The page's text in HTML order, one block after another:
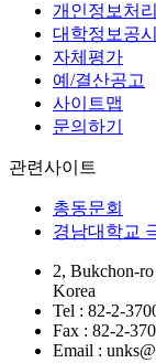
개인정보처
대학정보공시
자체평가
예/결산공고
사이트맵
문의하기
관련사이트
총동문회
경남대학교
2, Bukchon-
Korea
Tel : 82-2-
Fax : 82-2-
Email :